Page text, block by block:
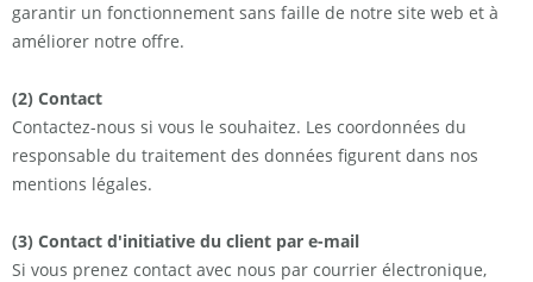
garantir un fonctionnement sans faille de notre site web et à
améliorer notre offre.
(2) Contact
Contactez-nous si vous le souhaitez. Les coordonnées du
responsable du traitement des données figurent dans nos
mentions légales.
(3) Contact d'initiative du client par e-mail
Si vous prenez contact avec nous par courrier électronique,